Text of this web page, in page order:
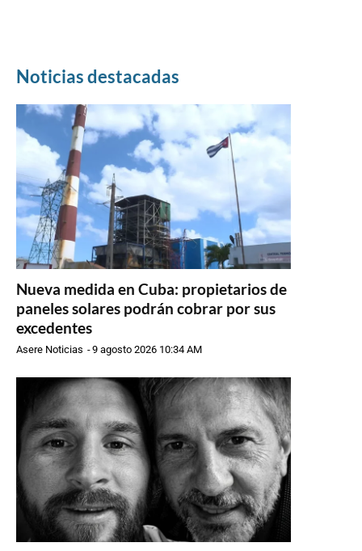
Noticias destacadas
Nueva medida en Cuba: propietarios de
paneles solares podrán cobrar por sus
excedentes
Asere Noticias -9 agosto 2026 10:34 AM